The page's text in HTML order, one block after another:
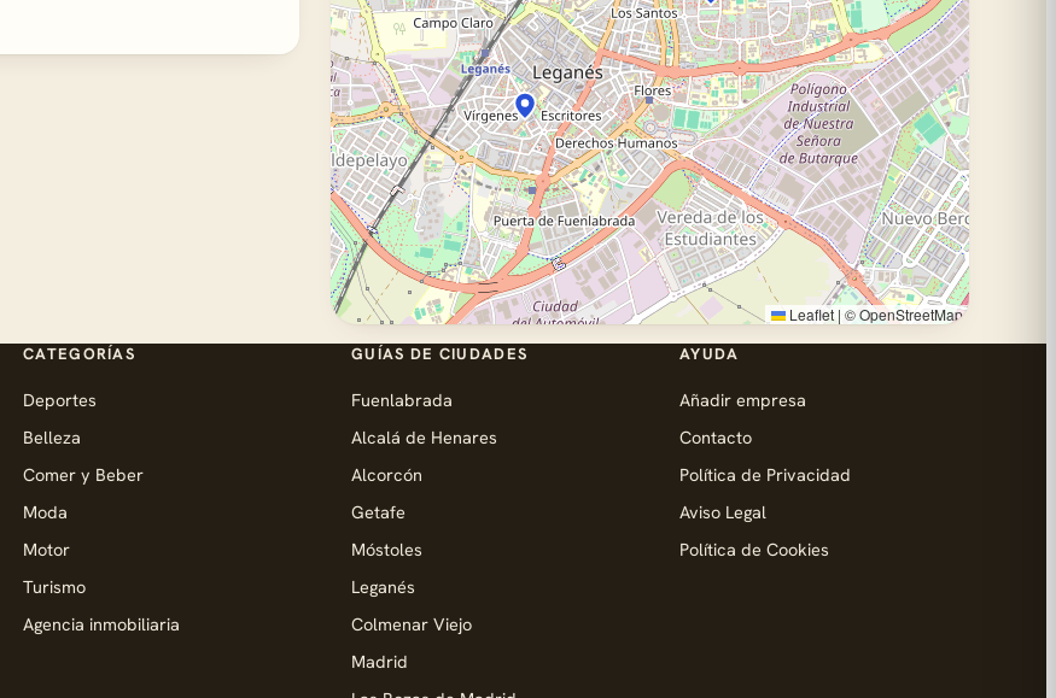
Leaflet | ©OpenStreetMap
CATEGORÍAS
Deportes
Belleza
Comer y Beber
Moda
Motor
Turismo
Agencia inmobiliaria
GUÍAS DE CIUDADES
Fuenlabrada
Alcalá de Henares
Alcorcón
Getafe
Móstoles
Leganés
Colmenar Viejo
Madrid
AYUDA
Añadir empresa
Contacto
Política de Privacidad
Aviso Legal
Política de Cookies